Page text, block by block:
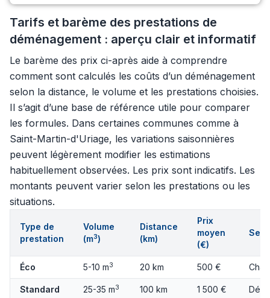
Tarifs et barème des prestations de
déménagement : aperçu clair et informatif
Le barème des prix ci-après aide à comprendre
comment sont calculés les coûts d’un déménagement
selon la distance, le volume et les prestations choisies.
Il s’agit d’une base de référence utile pour comparer
les formules. Dans certaines communes comme à
Saint-Martin-d'Uriage, les variations saisonnières
peuvent légèrement modifier les estimations
habituellement observées. Les prix sont indicatifs. Les
montants peuvent varier selon les prestations ou les
situations.
Type de
prestation
Volume
(m3)
Distance
(km)
Prix
moyen
(€)
Éco 5-10 m3 20 km 500 €
Standard 25-35 m3 100 km 1 500 €